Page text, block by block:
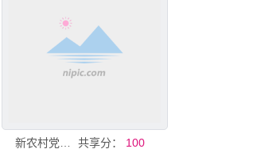
共享分： 100